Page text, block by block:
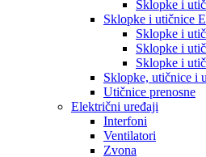
Sklopke i
Sklopke i utičnice
Sklopke i
Sklopke i
Sklopke i
Sklopke, utičnice i
Utičnice prenosne
Električni uređaji
Interfoni
Ventilatori
Zvona